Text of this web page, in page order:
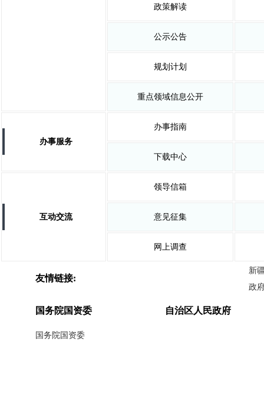
政策解读
公示公告
规划计划
重点领域信息公开
办事服务
办事指南
下载中心
互动交流
领导信箱
意见征集
网上调查
友情链接:
国务院国资委
国务院国资委
自治区人民政府
新
政